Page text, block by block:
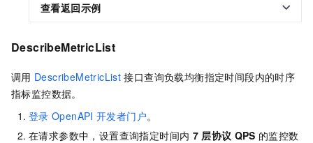
查看返回示例
DescribeMetricList
调用 DescribeMetricList 接口查询负载均衡指定时间段内的时序
指标监控数据。
登录 OpenAPI 开发者门户。
在请求参数中，设置查询指定时间内 7 层协议 QPS 的监控数